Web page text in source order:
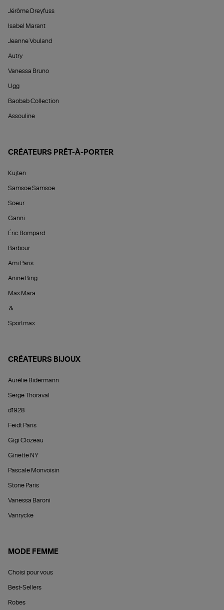
Jérôme Dreyfuss
Isabel Marant
Jeanne Vouland
Autry
Vanessa Bruno
Ugg
Baobab Collection
Assouline
CRÉATEURS PRÊT-À-PORTER
Kujten
Samsoe Samsoe
Soeur
Ganni
Éric Bompard
Barbour
Ami Paris
Anine Bing
Max Mara
&
Sportmax
CRÉATEURS BIJOUX
Aurélie Bidermann
Serge Thoraval
d1928
Feidt Paris
Gigi Clozeau
Ginette NY
Pascale Monvoisin
Stone Paris
Vanessa Baroni
Vanrycke
MODE FEMME
Choisi pour vous
Best-Sellers
Robes